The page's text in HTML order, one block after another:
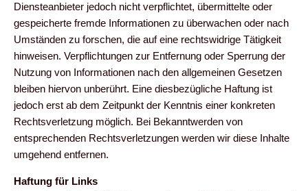
Diensteanbieter jedoch nicht verpflichtet, übermittelte oder
gespeicherte fremde Informationen zu überwachen oder nach
Umständen zu forschen, die auf eine rechtswidrige Tätigkeit
hinweisen. Verpflichtungen zur Entfernung oder Sperrung der
Nutzung von Informationen nach den allgemeinen Gesetzen
bleiben hiervon unberührt. Eine diesbezügliche Haftung ist
jedoch erst ab dem Zeitpunkt der Kenntnis einer konkreten
Rechtsverletzung möglich. Bei Bekanntwerden von
entsprechenden Rechtsverletzungen werden wir diese Inhalte
umgehend entfernen.
Haftung für Links